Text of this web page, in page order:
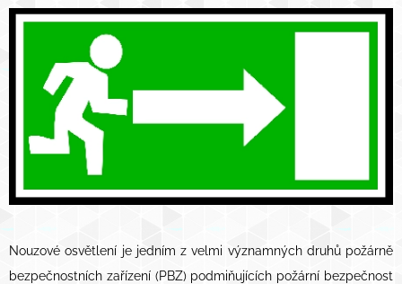
Nouzové osvětlení je jedním z velmi významných druhů požárně
bezpečnostních zařízení (PBZ) podmiňujících požární bezpečnost